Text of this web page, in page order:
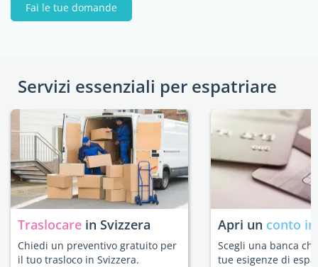
Fai le tue domande
Servizi essenziali per espatriare
Traslocare in Svizzera
Chiedi un preventivo gratuito per
il tuo trasloco in Svizzera.
Apri un conto
Scegli una banca
tue esigenze di